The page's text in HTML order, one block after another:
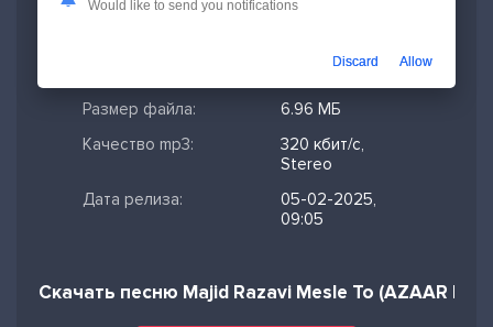
Размер файла:
6.96 МБ
Качество mp3:
320 кбит/с,
Stereo
Дата релиза:
05-02-2025,
09:05
Скачать песню Majid Razavi Mesle To (AZAAR
Would like to send you notifications
Discard Allow